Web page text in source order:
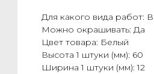
Для какого вида работ:
Можно окрашивать: Да
Цвет товара: Белый
Высота 1 штуки (мм): 60
Ширина 1 штуки (мм): 12